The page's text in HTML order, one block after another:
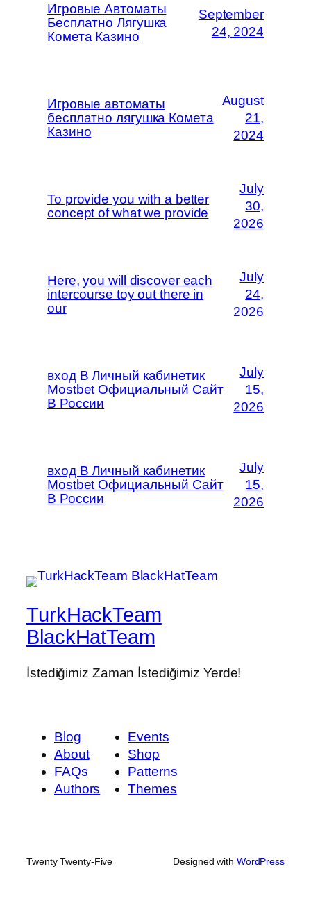
Игровые Автоматы
Бесплатно Лягушка
Комета Казино
September
24, 2024
Игровые автоматы
бесплатно лягушка Комета
Казино
August
21,
2024
To provide you with a better
concept of what we provide
July
30,
2026
Here, you will discover each
intercourse toy out there in
our
July
24,
2026
вход В Личный кабинетик
Mostbet Официальный Сайт
В России
July
15,
2026
вход В Личный кабинетик
Mostbet Официальный Сайт
В России
July
15,
2026
TurkHackTeam
BlackHatTeam
İstediğimiz Zaman İstediğimiz Yerde!
Blog
About
FAQs
Authors
Events
Shop
Patterns
Themes
Twenty Twenty-Five Designed with WordPress